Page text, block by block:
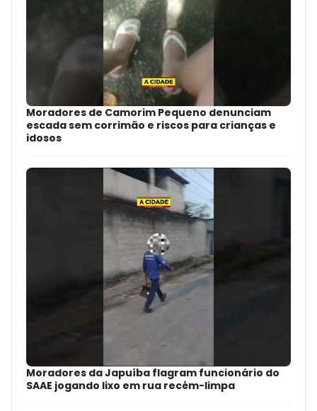
Moradores de Camorim Pequeno denunciam
escada sem corrimão e riscos para crianças e
idosos
Moradores da Japuíba flagram funcionário do
SAAE jogando lixo em rua recém-limpa